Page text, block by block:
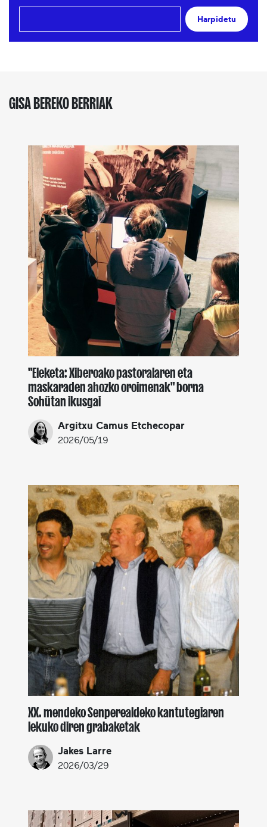
Harpidetu
GISA BEREKO BERRIAK
"Eleketa: Xiberoako pastoralaren eta
maskaraden ahozko oroimenak" borna
Sohütan ikusgai
Argitxu Camus Etchecopar
2026/05/19
XX. mendeko Senperealdeko kantutegiaren
lekuko diren grabaketak
Jakes Larre
2026/03/29